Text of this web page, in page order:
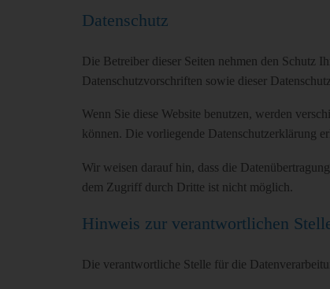
Datenschutz
Die Betreiber dieser Seiten nehmen den Schutz
Datenschutzvorschriften sowie dieser
Wenn Sie diese Website benutzen, werden
können. Die vorliegende Datenschutzerklärung
Wir weisen darauf hin, dass die
dem Zugriff durch Dritte ist nicht möglich.
Hinweis zur verantwortlichen
Die verantwortliche Stelle für die